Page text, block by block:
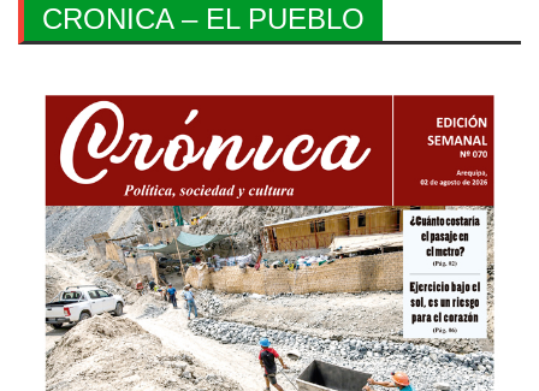
CRONICA – EL PUEBLO